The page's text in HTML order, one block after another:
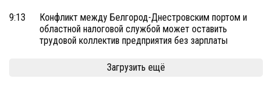
9:13
Конфликт между Белгород-Днестровским портом и
областной налоговой службой может оставить
трудовой коллектив предприятия без зарплаты
Загрузить ещё